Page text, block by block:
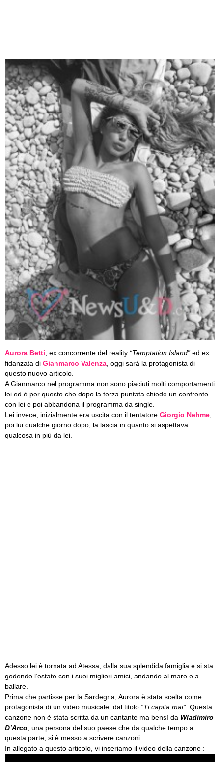
Aurora Betti , ex concorrente del reality “Temptation Island” ed ex
fidanzata di Gianmarco Valenza , oggi sarà la protagonista di
questo nuovo articolo.
A Gianmarco nel programma non sono piaciuti molti comportamenti
lei ed è per questo che dopo la terza puntata chiede un confronto
con lei e poi abbandona il programma da single.
Lei invece, inizialmente era uscita con il tentatore Giorgio Nehme
poi lui qualche giorno dopo, la lascia in quanto si aspettava
qualcosa in più da lei.
Adesso lei è tornata ad Atessa, dalla sua splendida famiglia e si sta
godendo l’estate con i suoi migliori amici, andando al mare e a
ballare.
Prima che partisse per la Sardegna, Aurora è stata scelta come
protagonista di un video musicale, dal titolo “Ti capita mai” . Questa
canzone non è stata scritta da un cantante ma bensì da Wladimiro
D’Arco , una persona del suo paese che da qualche tempo a
questa parte, si è messo a scrivere canzoni.
In allegato a questo articolo, vi inseriamo il video della canzone :